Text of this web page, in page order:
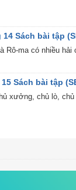
14 Sách bài tập
Rô-ma có nhiều
Sách bài tập
xưởng, chủ lò,